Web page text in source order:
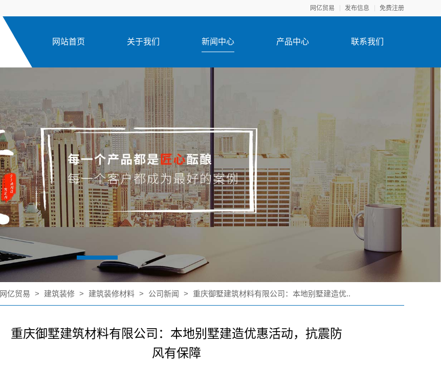
网亿贸易 发布信息 免费注册
网站首页 关于我们 新闻中心 产品中心 联系我们
网亿贸易 > 建筑装修 > 建筑装修材料 > 公司新闻 > 重庆御墅建筑材料有限公司：本地别墅建造优..
重庆御墅建筑材料有限公司：本地别墅建造优惠活动，抗震防
风有保障